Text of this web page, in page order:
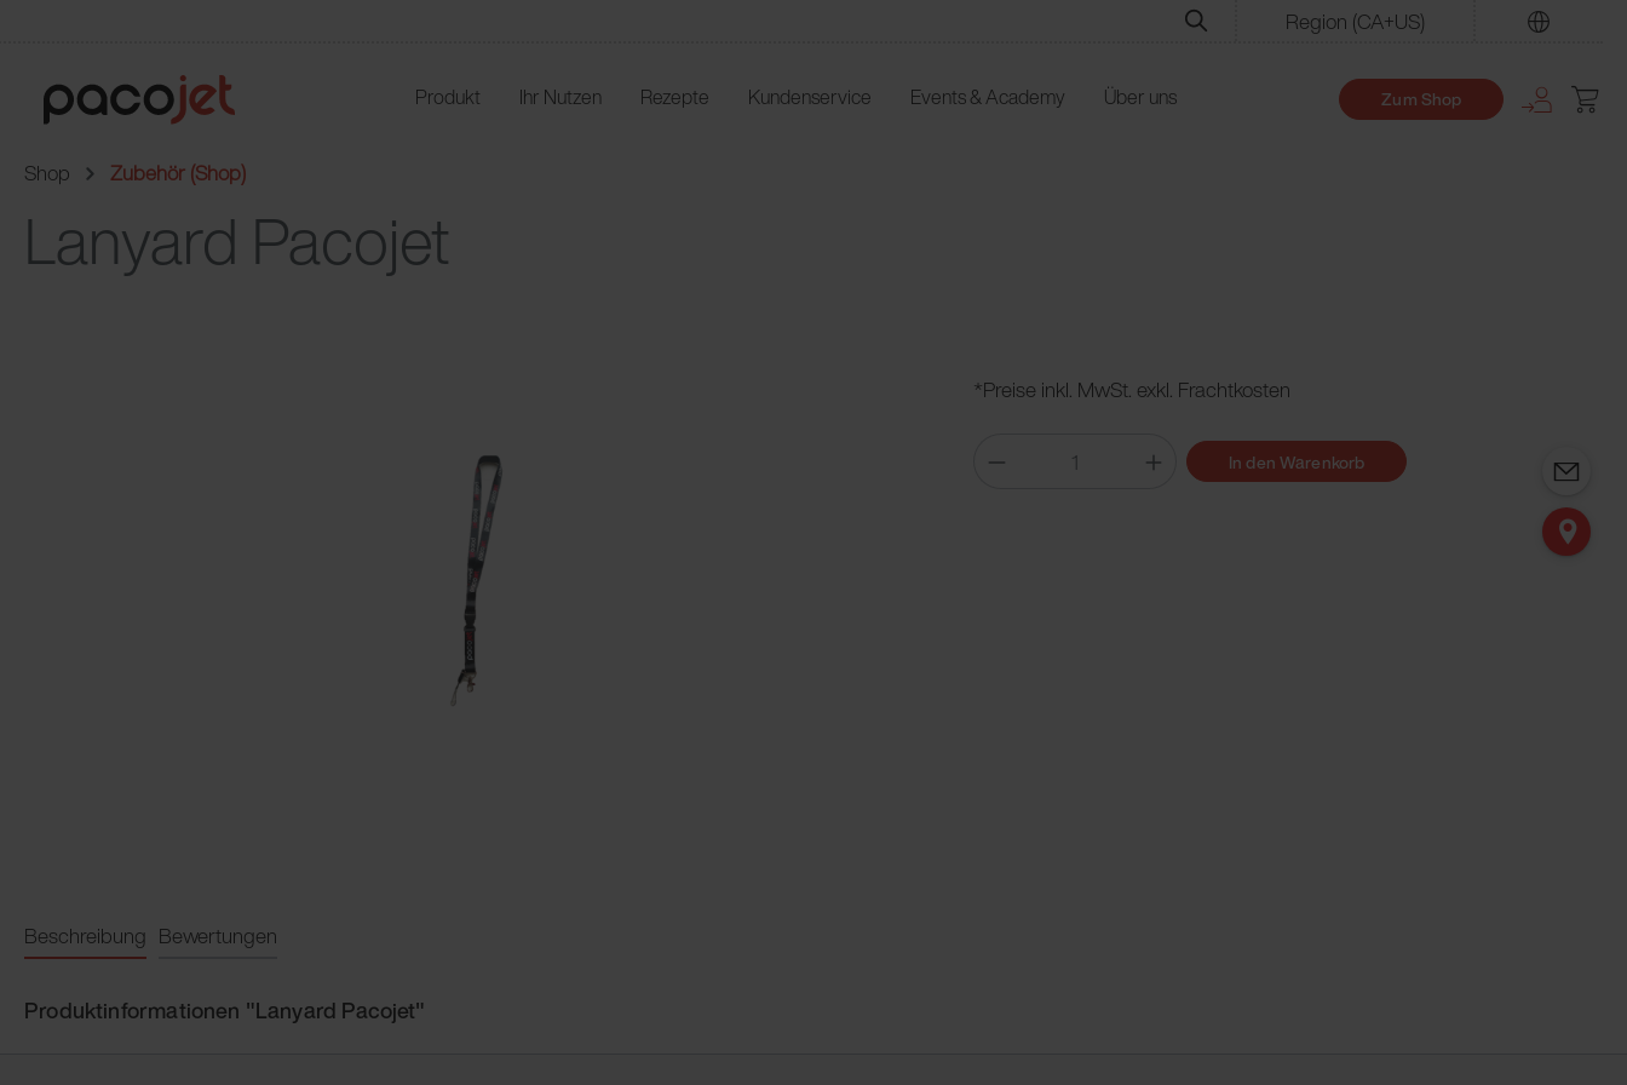
Region (CA+US)
Produkt Ihr Nutzen Rezepte Kundenservice Events & Academy Über uns Zum Shop
Shop Zubehör (Shop)
Lanyard Pacojet
*Preise inkl. MwSt. exkl. Frachtkosten
In den Warenkorb
Beschreibung Bewertungen
Produktinformationen "Lanyard Pacojet"